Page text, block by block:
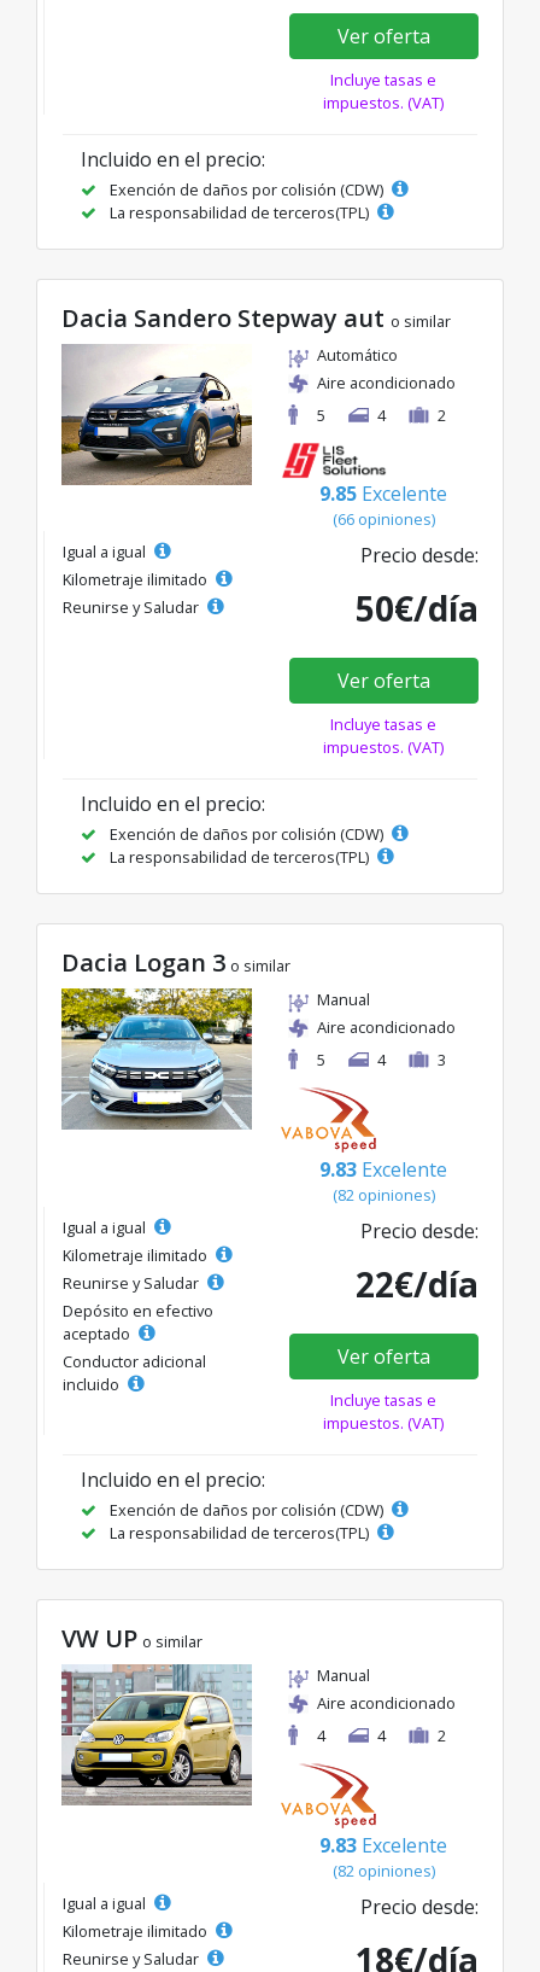
Ver oferta
Incluye tasas e
impuestos. (VAT)
Incluido en el precio:
Exención de daños por colisión (CDW)
La responsabilidad de terceros(TPL)
Dacia Sandero Stepway aut o similar
Automático
Aire acondicionado
5
4 2
9.85 Excelente
(66 opiniones)
Igual a igual
Kilometraje ilimitado
Reunirse y Saludar
Precio desde:
50€/día
Ver oferta
Incluye tasas e
impuestos. (VAT)
Incluido en el precio:
Exención de daños por colisión (CDW)
La responsabilidad de terceros(TPL)
Dacia Logan 3 o similar
Manual
Aire acondicionado
5
4 3
9.83 Excelente
(82 opiniones)
Igual a igual
Kilometraje ilimitado
Reunirse y Saludar
Depósito en efectivo
aceptado
Conductor adicional
incluido
Precio desde:
22€/día
Ver oferta
Incluye tasas e
impuestos. (VAT)
Incluido en el precio:
Exención de daños por colisión (CDW)
La responsabilidad de terceros(TPL)
VW UP o similar
Manual
Aire acondicionado
4
4 2
9.83 Excelente
(82 opiniones)
Igual a igual
Kilometraje ilimitado
Reunirse y Saludar
Precio desde:
18€/día